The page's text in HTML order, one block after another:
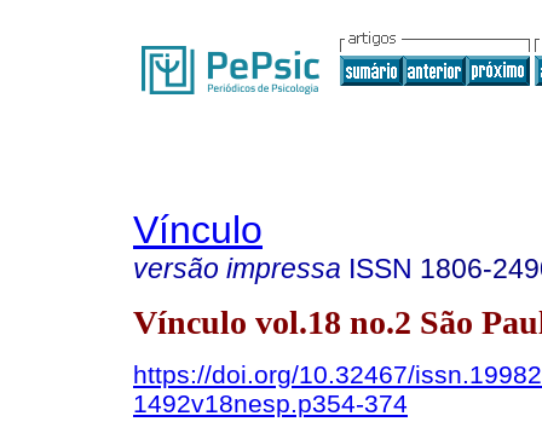
Vínculo
versão impressa ISSN 1806-
Vínculo vol.18 no.2 São
https://doi.org/10.32467/
1492v18nesp.p354-374